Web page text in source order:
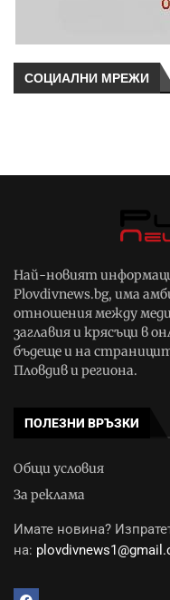
СОЦИАЛНИ МРЕЖИ
Най-новият
Plovdivnews.bg, има
отношения между
заглавия и крясъци в
бъдеще и на
Пловдив и региона.
ПОЛЕЗНИ ВРЪЗКИ
Общи условия
За реклама
Имате новина?
на: